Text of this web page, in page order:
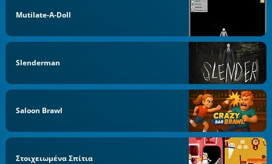
Mutilate-A-Doll
Slenderman
Saloon Brawl
Στοιχειωμένα Σπίτια